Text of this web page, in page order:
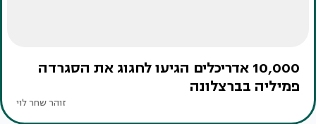
10,000 אדריכלים הגיעו לחגוג את הסגרדה
פמיליה בברצלונה
זוהר שחר לוי